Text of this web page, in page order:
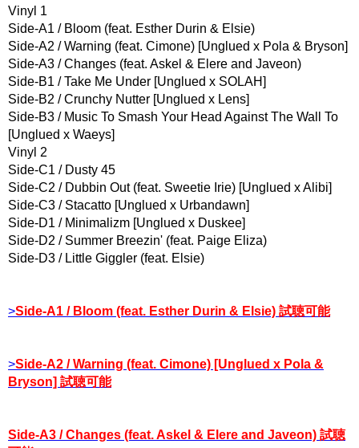
Vinyl 1
Side-A1 / Bloom (feat. Esther Durin & Elsie)
Side-A2 / Warning (feat. Cimone) [Unglued x Pola & Bryson]
Side-A3 / Changes (feat. Askel & Elere and Javeon)
Side-B1 / Take Me Under [Unglued x SOLAH]
Side-B2 / Crunchy Nutter [Unglued x Lens]
Side-B3 / Music To Smash Your Head Against The Wall To
[Unglued x Waeys]
Vinyl 2
Side-C1 / Dusty 45
Side-C2 / Dubbin Out (feat. Sweetie Irie) [Unglued x Alibi]
Side-C3 / Stacatto [Unglued x Urbandawn]
Side-D1 / Minimalizm [Unglued x Duskee]
Side-D2 / Summer Breezin' (feat. Paige Eliza)
Side-D3 / Little Giggler (feat. Elsie)
>Side-A1 / Bloom (feat. Esther Durin & Elsie) 試聴可能
>Side-A2 / Warning (feat. Cimone) [Unglued x Pola &
Bryson] 試聴可能
Side-A3 / Changes (feat. Askel & Elere and Javeon) 試聴